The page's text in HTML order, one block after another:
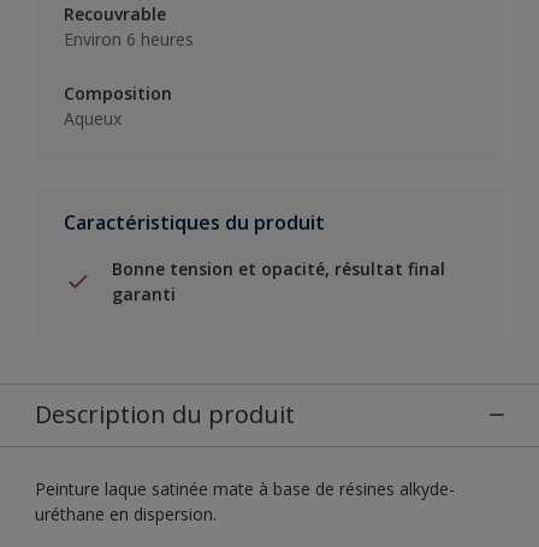
Recouvrable
Environ 6 heures
Composition
Aqueux
Caractéristiques du produit
Bonne tension et opacité, résultat final
garanti
Description du produit
Peinture laque satinée mate à base de résines alkyde-
uréthane en dispersion.